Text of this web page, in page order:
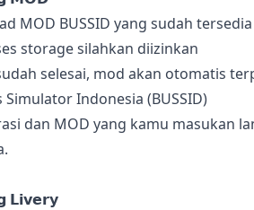
MOD BUSSID yang sudah
storage silahkan diizinkan
selesai, mod akan otomatis
Simulator Indonesia (BUSSID)
dan MOD yang kamu masukan
𝗟𝗶𝘃𝗲𝗿𝘆